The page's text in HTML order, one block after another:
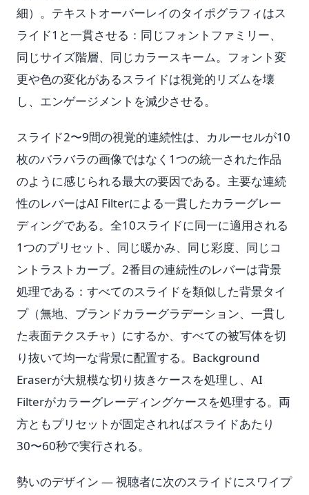
細）。テキストオーバーレイのタイポグラフィはス
ライド1と一貫させる：同じフォントファミリー、
同じサイズ階層、同じカラースキーム。フォント変
更や色の変化があるスライドは視覚的リズムを壊
し、エンゲージメントを減少させる。
スライド2〜9間の視覚的連続性は、カルーセルが10
枚のバラバラの画像ではなく1つの統一された作品
のように感じられる最大の要因である。主要な連続
性のレバーはAI Filterによる一貫したカラーグレー
ディングである。全10スライドに同一に適用される
1つのプリセット、同じ暖かみ、同じ彩度、同じコ
ントラストカーブ。2番目の連続性のレバーは背景
処理である：すべてのスライドを類似した背景タイ
プ（無地、ブランドカラーグラデーション、一貫し
た表面テクスチャ）にするか、すべての被写体を切
り抜いて均一な背景に配置する。Background
Eraserが大規模な切り抜きケースを処理し、AI
Filterがカラーグレーディングケースを処理する。両
方ともプリセットが固定されればスライドあたり
30〜60秒で実行される。
勢いのデザイン — 視聴者に次のスライドにスワイプ